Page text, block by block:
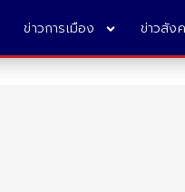
ข่าวการเมือง ข่าวสัง